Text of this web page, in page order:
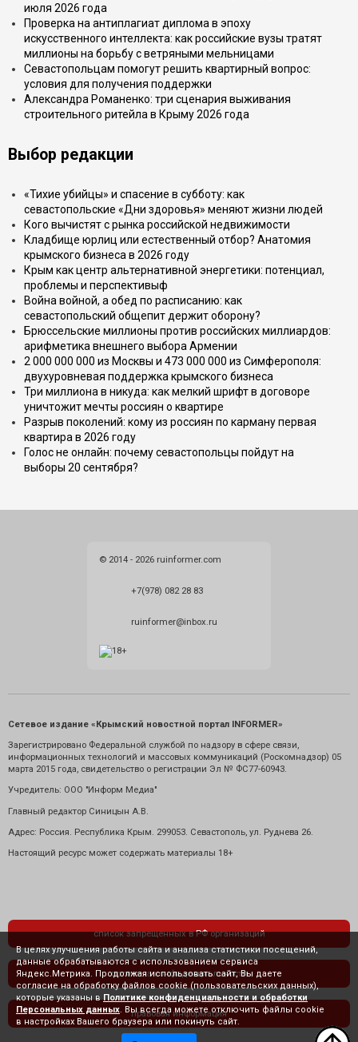
июля 2026 года
Проверка на антиплагиат диплома в эпоху
искусственного интеллекта: как российские вузы тратят
миллионы на борьбу с ветряными мельницами
Севастопольцам помогут решить квартирный вопрос:
условия для получения поддержки
Александра Романенко: три сценария выживания
строительного ритейла в Крыму 2026 года
Выбор редакции
«Тихие убийцы» и спасение в субботу: как
севастопольские «Дни здоровья» меняют жизни людей
Кого вычистят с рынка российской недвижимости
Кладбище юрлиц или естественный отбор? Анатомия
крымского бизнеса в 2026 году
Крым как центр альтернативной энергетики: потенциал,
проблемы и перспективыф
Война войной, а обед по расписанию: как
севастопольский общепит держит оборону?
Брюссельские миллионы против российских миллиардов:
арифметика внешнего выбора Армении
2 000 000 000 из Москвы и 473 000 000 из Симферополя:
двухуровневая поддержка крымского бизнеса
Три миллиона в никуда: как мелкий шрифт в договоре
уничтожит мечты россиян о квартире
Разрыв поколений: кому из россиян по карману первая
квартира в 2026 году
Голос не онлайн: почему севастопольцы пойдут на
выборы 20 сентября?
© 2014 - 2026 ruinformer.com
+7(978) 082 28 83
ruinformer@inbox.ru
Сетевое издание «Крымский новостной портал INFORMER»
Зарегистрировано Федеральной службой по надзору в сфере связи,
информационных технологий и массовых коммуникаций (Роскомнадзор) 05
марта 2015 года, свидетельство о регистрации Эл № ФС77-60943.
Учредитель: ООО "Информ Медиа"
Главный редактор Синицын А.В.
Адрес: Россия. Республика Крым. 299053. Севастополь, ул. Руднева 26.
Настоящий ресурс может содержать материалы 18+
список запрещенных в РФ организаций
политика конфиденциальности
правовая информация
В целях улучшения работы сайта и анализа статистики посещений,
данные обрабатываются с использованием сервиса
Яндекс.Метрика. Продолжая использовать сайт, Вы даете
согласие на обработку файлов cookie (пользовательских данных),
которые указаны в Политике конфиденциальности и обработки
Персональных данных . Вы всегда можете отключить файлы cookie
в настройках Вашего браузера или покинуть сайт.